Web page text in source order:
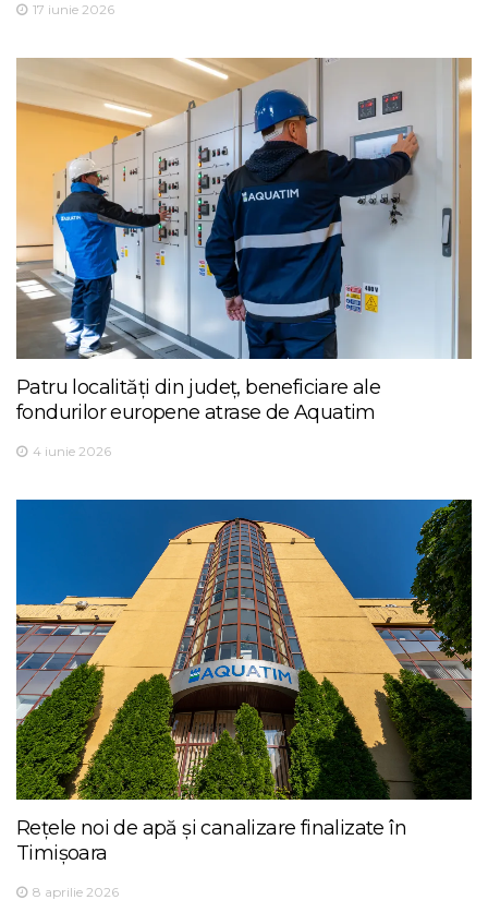
17 iunie 2026
Patru localități din județ, beneficiare ale
fondurilor europene atrase de Aquatim
4 iunie 2026
Rețele noi de apă și canalizare finalizate în
Timișoara
8 aprilie 2026